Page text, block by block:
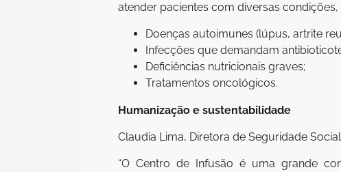
atender pacientes com diversas condições,
Doenças autoimunes (lúpus, artrite
Infecções que demandam
Deficiências nutricionais graves;
Tratamentos oncológicos.
Humanização e sustentabilidade
Claudia Lima, Diretora de Seguridade
“O Centro de Infusão é uma grande